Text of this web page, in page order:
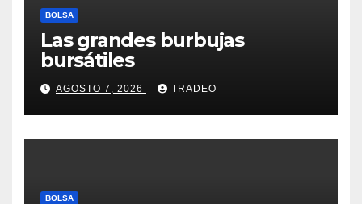
BOLSA
Las grandes burbujas
bursátiles
AGOSTO 7, 2026 TRADEO
BOLSA